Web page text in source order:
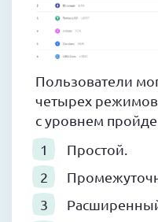
Пользователи
четырех режимов
с уровнем
Простой.